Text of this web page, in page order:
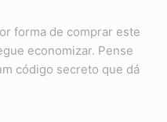
forma de comprar este
economizar. Pense
código secreto que dá